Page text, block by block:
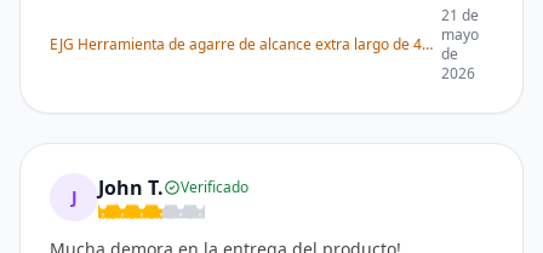
EJG Herramienta de agarre de alcance extra largo de 43 pulgadas para ancianos y discapacitados, ayuda de recolección resistente con diseño plegable,
21 de
mayo
de
2026
J John T. Verificado